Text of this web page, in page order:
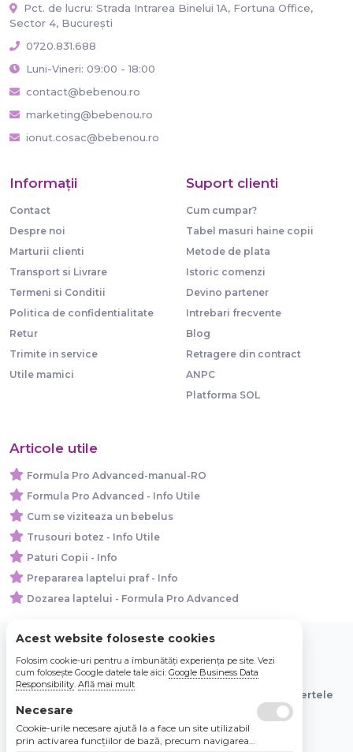
Pct. de lucru: Strada Intrarea Binelui 1A, Fortuna Office,
Sector 4, București
0720.831.688
Luni-Vineri: 09:00 - 18:00
contact@bebenou.ro
marketing@bebenou.ro
ionut.cosac@bebenou.ro
Informaţii
Contact
Despre noi
Marturii clienti
Transport si Livrare
Termeni si Conditii
Politica de confidentialitate
Retur
Trimite in service
Utile mamici
Suport clienti
Cum cumpar?
Tabel masuri haine copii
Metode de plata
Istoric comenzi
Devino partener
Intrebari frecvente
Blog
Retragere din contract
ANPC
Platforma SOL
Articole utile
Formula Pro Advanced-manual-RO
Formula Pro Advanced - Info Utile
Cum se viziteaza un bebelus
Trusouri botez - Info Utile
Paturi Copii - Info
Prepararea laptelui praf - Info
Dozarea laptelui - Formula Pro Advanced
© 2026 Bebe Nou Online Store SRL
Toate preturile sunt exprimate in lei si includ tva. Ofertele
sunt valabile in limita stocului disponibil.
Acest website foloseste cookies
Folosim cookie-uri pentru a îmbunătăți experiența pe site. Vezi
cum folosește Google datele tale aici: Google Business Data
Responsibility. Află mai mult
Necesare
Cookie-urile necesare ajută la a face un site utilizabil
prin activarea funcţiilor de bază, precum navigarea